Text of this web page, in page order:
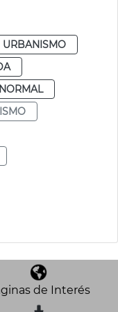
URBANISMO
NORMAL
de Interés